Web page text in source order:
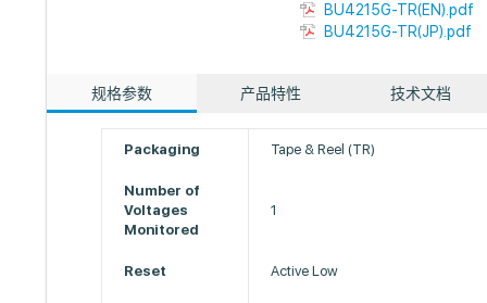
BU4215G-TR(EN).pdf
BU4215G-TR(JP).pdf
规格参数 产品特性 技术文档
Packaging Tape & Reel (TR)
Number of
Voltages
Monitored
1
Reset Active Low